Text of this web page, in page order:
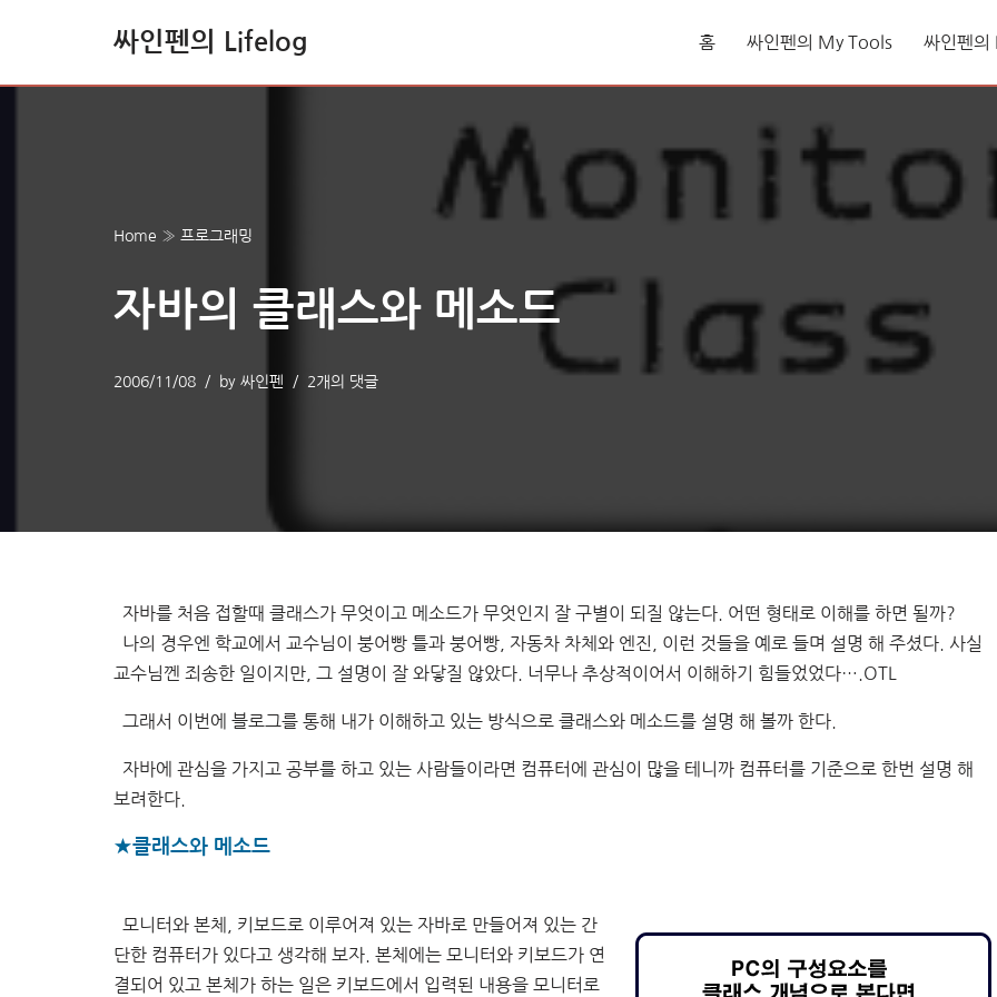
텐
싸인펜의 Lifelog 홈 싸인펜의 My Tools 싸인펜
Home » 프로그래밍
자바의 클래스와 메소드
2006/11/08 by 싸인펜 2개의 댓글
자바를 처음 접할때 클래스가 무엇이고 메소드가 무엇인지 잘 구별이 되질 않는다. 어떤 형태로 이해를 하면 될까?
나의 경우엔 학교에서 교수님이 붕어빵 틀과 붕어빵, 자동차 차체와 엔진, 이런 것들을 예로 들며 설명 해 주셨다. 사실
교수님껜 죄송한 일이지만, 그 설명이 잘 와닿질 않았다. 너무나 추상적이어서 이해하기 힘들었었다….OTL
그래서 이번에 블로그를 통해 내가 이해하고 있는 방식으로 클래스와 메소드를 설명 해 볼까 한다.
자바에 관심을 가지고 공부를 하고 있는 사람들이라면 컴퓨터에 관심이 많을 테니까 컴퓨터를 기준으로 한번 설명 해
보려한다.
★클래스와 메소드
모니터와 본체, 키보드로 이루어져 있는 자바로 만들어져 있는 간
단한 컴퓨터가 있다고 생각해 보자. 본체에는 모니터와 키보드가 연
결되어 있고 본체가 하는 일은 키보드에서 입력된 내용을 모니터로